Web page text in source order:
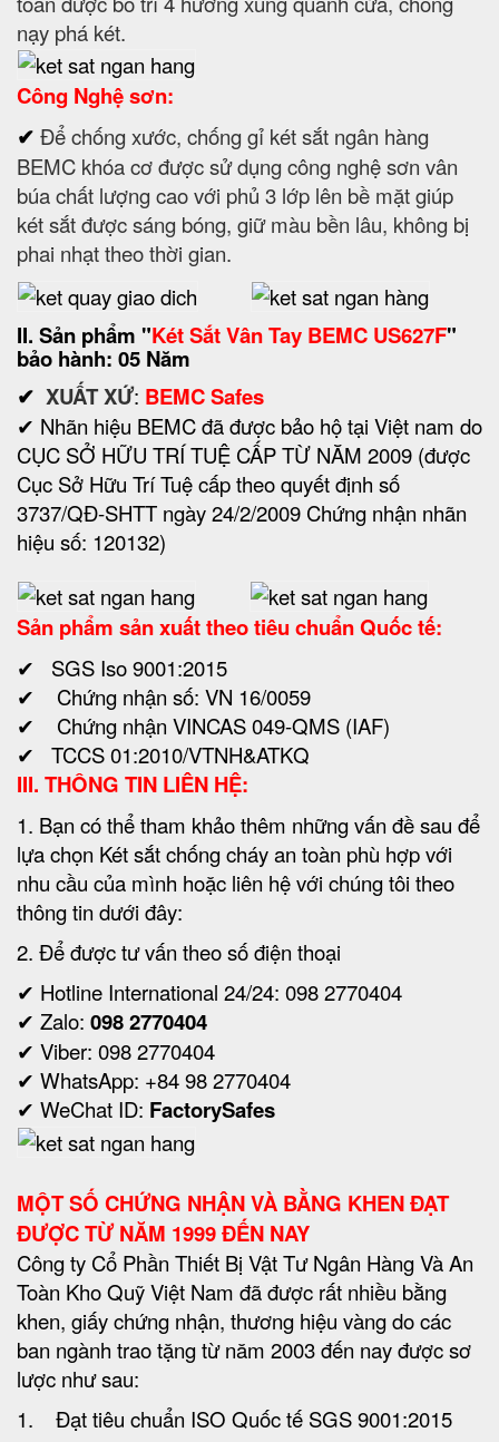
nạy phá két.
Công Nghệ sơn:
✔ Để chống xước, chống gỉ két sắt ngân hàng
BEMC khóa cơ được sử dụng công nghệ sơn vân
búa chất lượng cao với phủ 3 lớp lên bề mặt giúp
két sắt được sáng bóng, giữ màu bền lâu, không bị
phai nhạt theo thời gian.
II. Sản phẩm "Két SắtVân Tay BEMC US627F"
bảo hành: 05 Năm
✔ XUẤT XỨ: BEMC Safes
✔ Nhãn hiệu BEMC đã được bảo hộ tại Việt nam do
CỤC SỞ HỮU TRÍ TUỆ CẤP TỪ NĂM 2009 (được
Cục Sở Hữu Trí Tuệ cấp theo quyết định số
3737/QĐ-SHTT ngày 24/2/2009 Chứng nhận nhãn
hiệu số: 120132)
Sản phẩm sản xuất theo tiêu chuẩn Quốc tế:
✔ SGS Iso 9001:2015
✔ Chứng nhận số: VN 16/0059
✔ Chứng nhận VINCAS 049-QMS (IAF)
✔ TCCS 01:2010/VTNH&ATKQ
III. THÔNG TIN LIÊN HỆ:
1. Bạn có thể tham khảo thêm những vấn đề sau để
lựa chọn Két sắt chống cháy an toàn phù hợp với
nhu cầu của mình hoặc liên hệ với chúng tôi theo
thông tin dưới đây:
2. Để được tư vấn theo số điện thoại
✔ Hotline International 24/24: 098 2770404
✔ Zalo: 098 2770404
✔ Viber: 098 2770404
✔ WhatsApp: +84 98 2770404
✔ WeChat ID: FactorySafes
MỘT SỐ CHỨNG NHẬN VÀ BẰNG KHEN ĐẠT
ĐƯỢC TỪ NĂM 1999 ĐẾN NAY
Công ty Cổ Phần Thiết Bị Vật Tư Ngân Hàng Và An
Toàn Kho Quỹ Việt Nam đã được rất nhiều bằng
khen, giấy chứng nhận, thương hiệu vàng do các
ban ngành trao tặng từ năm 2003 đến nay được sơ
lược như sau:
1. Đạt tiêu chuẩn ISO Quốc tế SGS 9001:2015